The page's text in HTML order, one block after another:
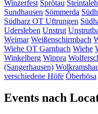
Winzerfest Sprötau
Sundhausen Sömmerda
Südharz OT Uftrungen
Udersleben Unstrut
Weimar Weißenschirmbach
Wiehe OT Garnbach Wiehe
Winkelberg Wippra
(Sangerhausen)
verschiedene Höfe Ôberbösa
Events nach